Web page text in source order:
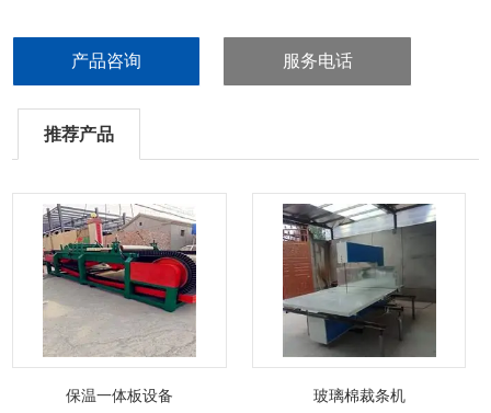
产品咨询 服务电话
推荐产品
保温一体板设备 玻璃棉裁条机